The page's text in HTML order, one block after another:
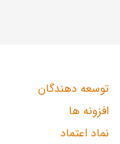
توسعه دهندگان
افزونه ها
نماد اعتماد